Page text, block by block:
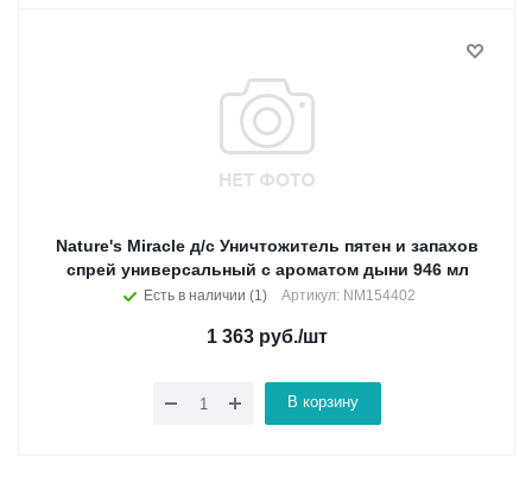
Nature's Miracle д/с Уничтожитель пятен и запахов
спрей универсальный с ароматом дыни 946 мл
Есть в наличии (1) Артикул: NM154402
1 363 руб./шт
В корзину